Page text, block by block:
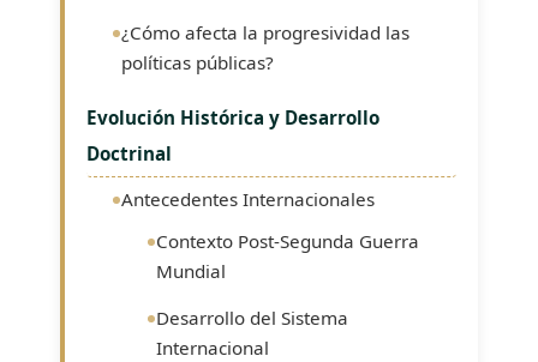
¿Cómo afecta la progresividad las
políticas públicas?
Evolución Histórica y Desarrollo
Doctrinal
Antecedentes Internacionales
Contexto Post-Segunda Guerra
Mundial
Desarrollo del Sistema
Internacional